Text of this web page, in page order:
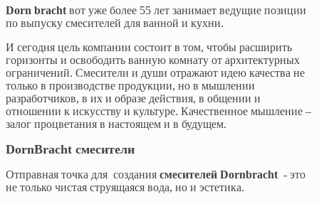
Dorn bracht вот уже более 55 лет занимает ведущие позиции
по выпуску смесителей для ванной и кухни.
И сегодня цель компании состоит в том, чтобы расширить
горизонты и освободить ванную комнату от архитектурных
ограничений. Смесители и души отражают идею качества не
только в производстве продукции, но в мышлении
разработчиков, в их и образе действия, в общении и
отношении к искусству и культуре. Качественное мышление –
залог процветания в настоящем и в будущем.
DornBracht смесители
Отправная точка для создания смесителей Dornbracht - это
не только чистая струящаяся вода, но и эстетика.